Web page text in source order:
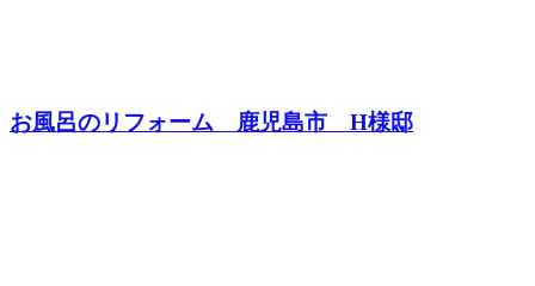
お風呂のリフォーム 鹿児島市 H様邸